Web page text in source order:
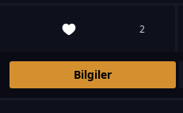
2
Bilgiler